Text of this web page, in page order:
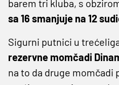
barem tri kluba, s
sa 16 smanjuje na 12
Sigurni putnici u
rezervne momčadi
na to da druge momčadi